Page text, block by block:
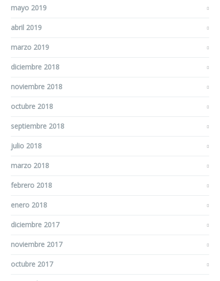
mayo 2019
abril 2019
marzo 2019
diciembre 2018
noviembre 2018
octubre 2018
septiembre 2018
julio 2018
marzo 2018
febrero 2018
enero 2018
diciembre 2017
noviembre 2017
octubre 2017